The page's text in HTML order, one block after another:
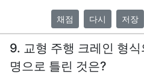
채점 다시 저장
9. 교형 주행 크레인 형
명으로 틀린 것은?